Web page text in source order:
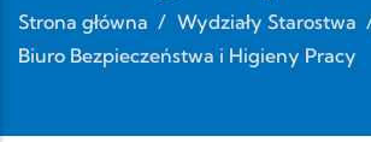
Strona główna / Wydziały Starostwa
Biuro Bezpieczeństwa i Higieny Pracy